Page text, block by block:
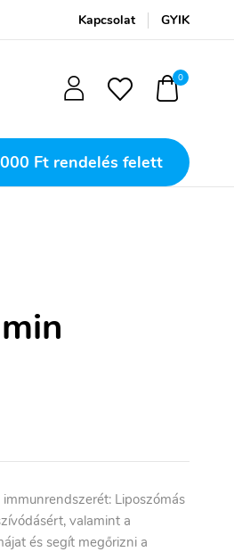
Kapcsolat GYIK
0
Ft rendelés felett
Liposzómás
valamint a
és segít megőrizni a